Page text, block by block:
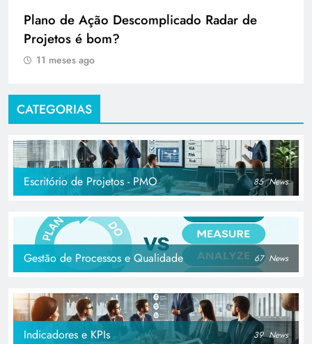
Plano de Ação Descomplicado Radar de
Projetos é bom?
11 meses ago
CATEGORIAS
Escritório de Projetos - PMO 85 News
Gestão de Processos e Qualidade 67 News
Indicadores e KPIs 39 News